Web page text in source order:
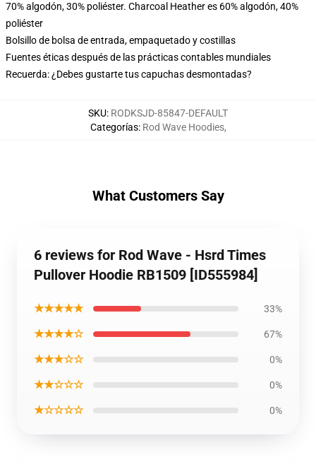
70% algodón, 30% poliéster. Charcoal Heather es 60% algodón, 40%
poliéster
Bolsillo de bolsa de entrada, empaquetado y costillas
Fuentes éticas después de las prácticas contables mundiales
Recuerda: ¿Debes gustarte tus capuchas desmontadas?
SKU: RODKSJD-85847-DEFAULT
Categorías: Rod Wave Hoodies,
What Customers Say
6 reviews for Rod Wave - Hsrd Times
Pullover Hoodie RB1509 [ID555984]
★★★★★ 33%
★★★★☆ 67%
★★★☆☆ 0%
★★☆☆☆ 0%
★☆☆☆☆ 0%